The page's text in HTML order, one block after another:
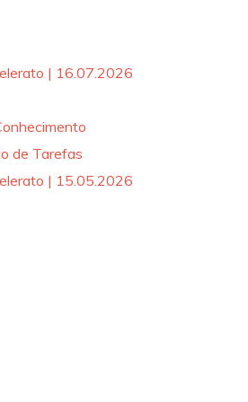
| 16.07.2026
de Tarefas
| 15.05.2026